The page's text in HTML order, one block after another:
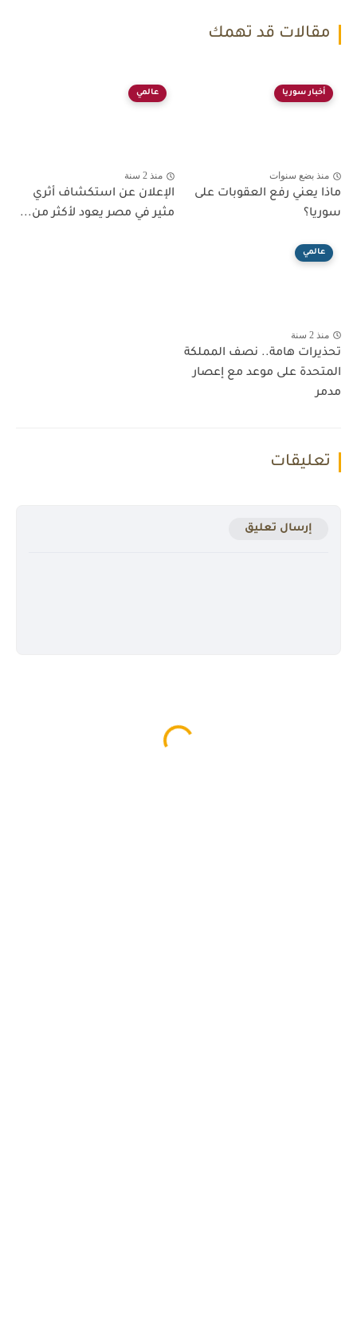
مقالات قد تهمك
أخبار سوريا
منذ بضع سنوات
ماذا يعني رفع العقوبات على
سوريا؟
عالمي
منذ 2 سنة
الإعلان عن استكشاف أثري
مثير في مصر يعود لأكثر من...
عالمي
منذ 2 سنة
تحذيرات هامة.. نصف المملكة
المتحدة على موعد مع إعصار
مدمر
تعليقات
إرسال تعليق